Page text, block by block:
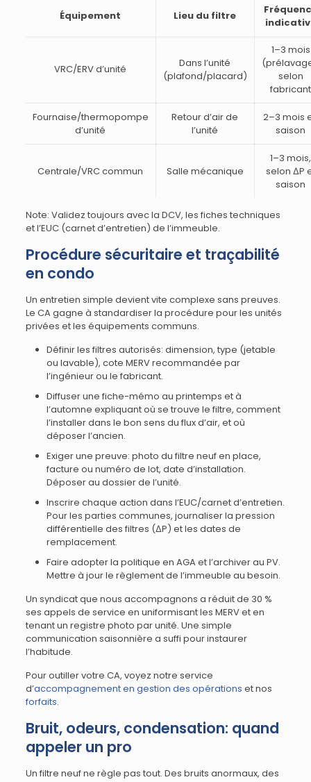
Équipement Lieu du filtre
VRC/ERV d’unité
Dans l’unité
(plafond/placard)
1–3 mois
selon
fabricant
Fournaise/thermopompe
d’unité
Retour d’air de
l’unité
2–3 mois
saison
Centrale/VRC commun Salle mécanique
1–3 mois,
selon ΔP
saison
Note: Validez toujours avec la DCV, les fiches techniques
et l’EUC (carnet d’entretien) de l’immeuble.
Procédure sécuritaire et traçabilité
en condo
Un entretien simple devient vite complexe sans preuves.
Le CA gagne à standardiser la procédure pour les unités
privées et les équipements communs.
Définir les filtres autorisés: dimension, type (jetable
ou lavable), cote MERV recommandée par
l’ingénieur ou le fabricant.
Diffuser une fiche-mémo au printemps et à
l’automne expliquant où se trouve le filtre, comment
l’installer dans le bon sens du flux d’air, et où
déposer l’ancien.
Exiger une preuve: photo du filtre neuf en place,
facture ou numéro de lot, date d’installation.
Déposer au dossier de l’unité.
Inscrire chaque action dans l’EUC/carnet d’entretien.
Pour les parties communes, journaliser la pression
différentielle des filtres (ΔP) et les dates de
remplacement.
Faire adopter la politique en AGA et l’archiver au PV.
Mettre à jour le règlement de l’immeuble au besoin.
Un syndicat que nous accompagnons a réduit de 30 %
ses appels de service en uniformisant les MERV et en
tenant un registre photo par unité. Une simple
communication saisonnière a suffi pour instaurer
l’habitude.
Pour outiller votre CA, voyez notre service
d’accompagnement en gestion des opérations et nos
forfaits.
Bruit, odeurs, condensation: quand
appeler un pro
Un filtre neuf ne règle pas tout. Des bruits anormaux, des